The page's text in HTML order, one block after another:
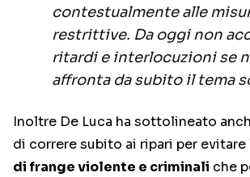
contestualmente alle
restrittive. Da oggi non
ritardi e interlocuzioni se
affronta da subito il tema
Inoltre De Luca ha sottolineato
di correre subito ai ripari per evitare
di frange violente e criminali che